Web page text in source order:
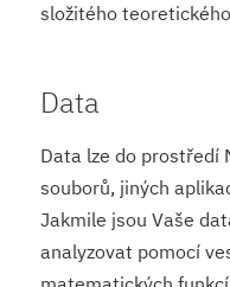
složitého
Data
Data lze do prostředí
souborů, jiných
Jakmile jsou Vaše
analyzovat pomocí